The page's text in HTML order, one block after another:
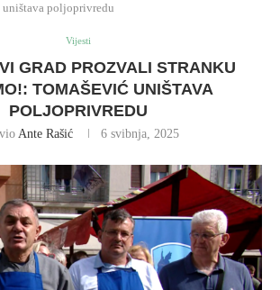
poljoprivredu
Vijesti
GRAD PROZVALI STRANKU
TOMAŠEVIĆ UNIŠTAVA
POLJOPRIVREDU
Ante Rašić 6 svibnja, 2025